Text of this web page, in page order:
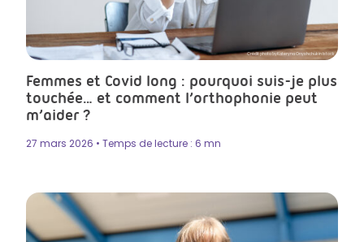
Crédit photo byKateryna Onyshchuk in Istock
Femmes et Covid long : pourquoi suis-je plus
touchée… et comment l’orthophonie peut
m’aider ?
27 mars 2026 • Temps de lecture : 6 mn